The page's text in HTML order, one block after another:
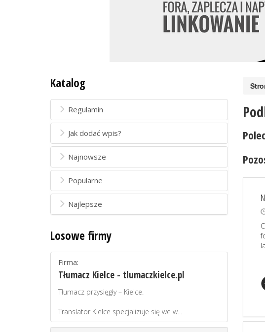
Katalog
Regulamin
Jak dodać wpis?
Najnowsze
Popularne
Najlepsze
Losowe firmy
Firma:
Tłumacz Kielce - tlumaczkielce.pl
Tłumacz przysięgły – Kielce.
Translator Kielce specjalizuje się we w...